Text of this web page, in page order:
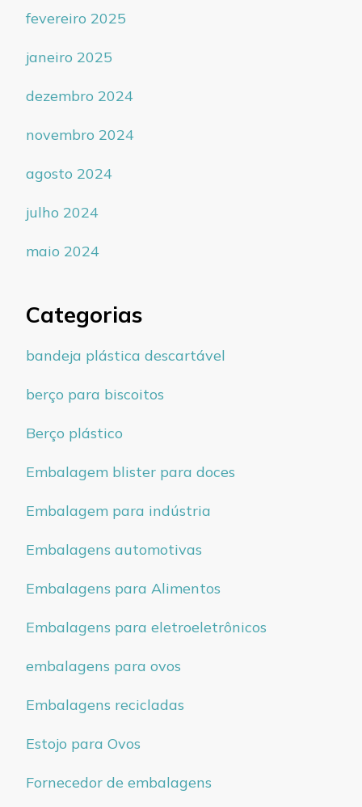
fevereiro 2025
janeiro 2025
dezembro 2024
novembro 2024
agosto 2024
julho 2024
maio 2024
Categorias
bandeja plástica descartável
berço para biscoitos
Berço plástico
Embalagem blister para doces
Embalagem para indústria
Embalagens automotivas
Embalagens para Alimentos
Embalagens para eletroeletrônicos
embalagens para ovos
Embalagens recicladas
Estojo para Ovos
Fornecedor de embalagens